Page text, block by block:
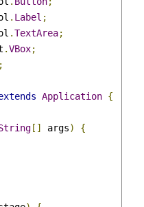
. Label ;
.TextArea;
.VBox;
;
Application {
[] args)
{